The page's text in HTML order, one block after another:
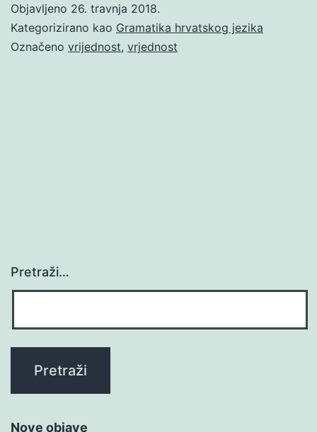
Objavljeno 26. travnja 2018.
Kategorizirano kao Gramatika hrvatskog jezika
Označeno vrijednost, vrjednost
Pretraži…
Nove objave